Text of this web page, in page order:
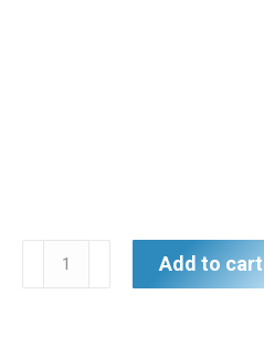
Add to cart